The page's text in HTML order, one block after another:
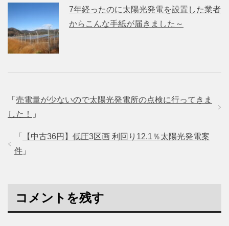
7年経ったのに太陽光発電を設置した業者
からこんな手紙が届きました～
「 売電量が少ないので太陽光発電所の点検に行ってきま
した！
」
「
【中古36円】低圧3区画 利回り12.1％太陽光発電案
件 」
コメントを残す